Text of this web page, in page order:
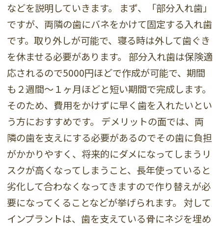
などを説明していきます。 まず、「部分入れ歯」
ですが、両隣の歯にバネをかけて固定する入れ歯
です。取り外しが可能で、寝る時は外して歯ぐき
を休ませる必要があります。 部分入れ歯は保険適
応されるので5000円ほどで作成が可能で、期間
も２週間〜１ヶ月ほどと短い期間で完成します。
そのため、費用をかけずに早く歯を入れたいとい
う方におすすめです。 デメリットの面では、両
隣の歯を支えにする必要があるのでその歯に負担
がかかりやすく、将来的にダメになってしまうリ
スクが高くなってしまうこと、長年使っていると
劣化して合わなくなってきますので作り替えが必
要になってくることなどが挙げられます。 対して
インプラントは、歯を支えている骨にネジを埋め